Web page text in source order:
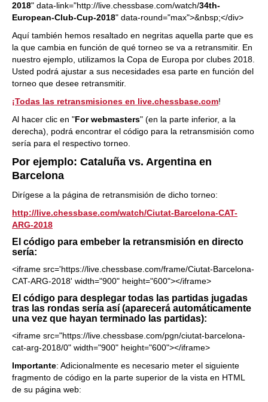
2018" data-link="http://live.chessbase.com/watch/34th-
European-Club-Cup-2018" data-round="max">&nbsp;</div>
Aquí también hemos resaltado en negritas aquella parte que es
la que cambia en función de qué torneo se va a retransmitir. En
nuestro ejemplo, utilizamos la Copa de Europa por clubes 2018.
Usted podrá ajustar a sus necesidades esa parte en función del
torneo que desee retransmitir.
¡Todas las retransmisiones en live.chessbase.com!
Al hacer clic en "For webmasters" (en la parte inferior, a la
derecha), podrá encontrar el código para la retransmisión como
sería para el respectivo torneo.
Por ejemplo: Cataluña vs. Argentina en
Barcelona
Dirígese a la página de retransmisión de dicho torneo:
http://live.chessbase.com/watch/Ciutat-Barcelona-CAT-
ARG-2018
El código para embeber la retransmisión en directo
sería:
<iframe src='https://live.chessbase.com/frame/Ciutat-Barcelona-
CAT-ARG-2018' width="900" height="600"></iframe>
El código para desplegar todas las partidas jugadas
tras las rondas sería así (aparecerá automáticamente
una vez que hayan terminado las partidas):
<iframe src="https://live.chessbase.com/pgn/ciutat-barcelona-
cat-arg-2018/0" width="900" height="600"></iframe>
Importante: Adicionalmente es necesario meter el siguiente
fragmento de código en la parte superior de la vista en HTML
de su página web: